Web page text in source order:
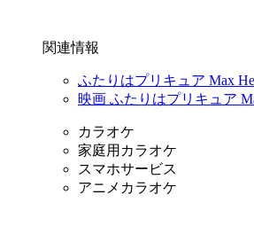
関連情報
ふたりはプリキュア Max
映画 ふたりはプリキュア
カラオケ
家庭用カラオケ
スマホサービス
アニメカラオケ